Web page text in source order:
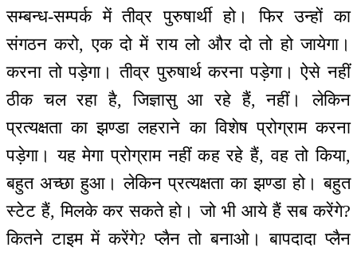
सम्बन्ध-सम्पर्क में तीव्र पुरुषार्थी हो। फिर उन्हों का
संगठन करो, एक दो में राय लो और दो तो हो जायेगा।
करना तो पड़ेगा। तीव्र पुरुषार्थ करना पड़ेगा। ऐसे नहीं
ठीक चल रहा है, जिज्ञासु आ रहे हैं, नहीं। लेकिन
प्रत्यक्षता का झण्डा लहराने का विशेष प्रोग्राम करना
पड़ेगा। यह मेगा प्रोग्राम नहीं कह रहे हैं, वह तो किया,
बहुत अच्छा हुआ। लेकिन प्रत्यक्षता का झण्डा हो। बहुत
स्टेट हैं, मिलके कर सकते हो। जो भी आये हैं सब करेंगे?
कितने टाइम में करेंगे? प्लैन तो बनाओ। बापदादा प्लैन